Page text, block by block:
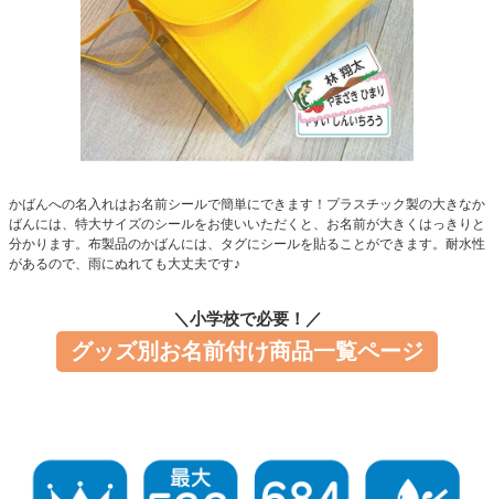
会社概要
お問い合わせ
お客様へのお知
らせ
かばんへの名入れはお名前シールで簡単にできます！プラスチック製の大きなか
ばんには、特大サイズのシールをお使いいただくと、お名前が大きくはっきりと
分かります。布製品のかばんには、タグにシールを貼ることができます。耐水性
があるので、雨にぬれても大丈夫です♪
＼小学校で必要！／
グッズ別お名前付け商品一覧ページ